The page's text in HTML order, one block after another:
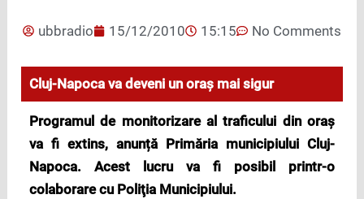
ubbradio 15/12/2010 15:15 No Comments
Cluj-Napoca va deveni un oraş mai sigur
Programul de monitorizare al traficului din oraş
va fi extins, anunță Primăria municipiului Cluj-
Napoca. Acest lucru va fi posibil printr-o
colaborare cu Poliţia Municipiului.